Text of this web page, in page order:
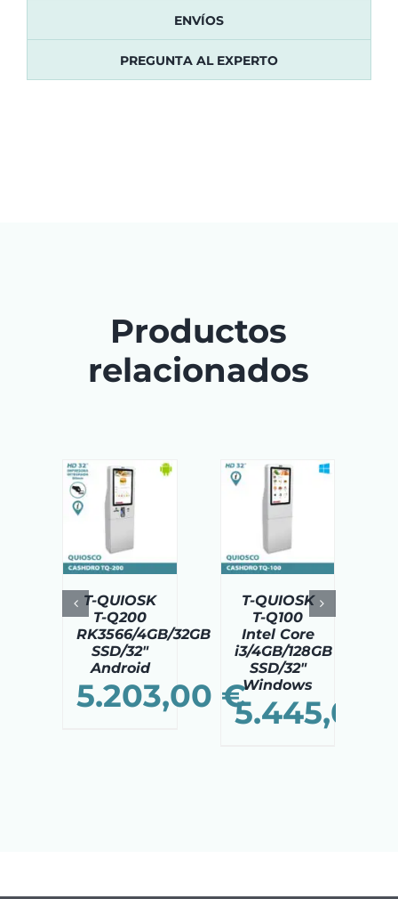
ENVÍOS
PREGUNTA AL EXPERTO
Productos
relacionados
T-QUIOSK
T-Q200
RK3566/4GB/32GB
SSD/32″
Android
5.203,00 €
AÑADIR AL
CARRITO
T-QUIOSK
T-Q100
Intel Core
i3/4GB/128GB
SSD/32″
Windows
5.445,00
AÑADIR AL
CARRITO